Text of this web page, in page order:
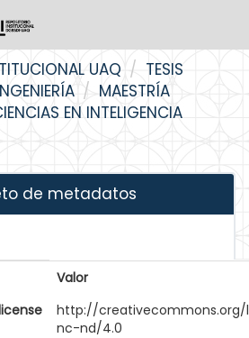
UAQ
TESIS
MAESTRÍA
EN INTELIGENCIA
de metadatos
Valor
http://
nc-nd/4.0